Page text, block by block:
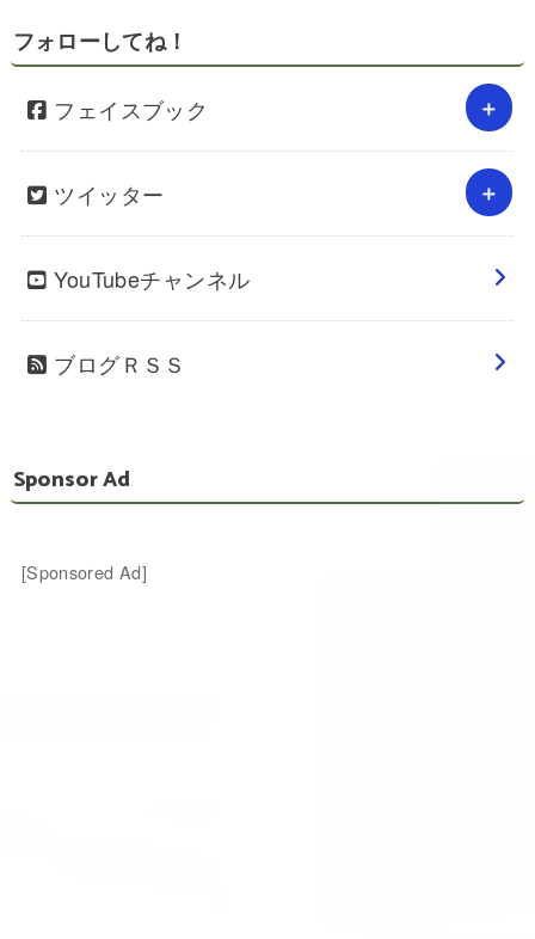
フォローしてね！
フェイスブック
ツイッター
YouTubeチャンネル
ブログＲＳＳ
Sponsor Ad
[Sponsored Ad]